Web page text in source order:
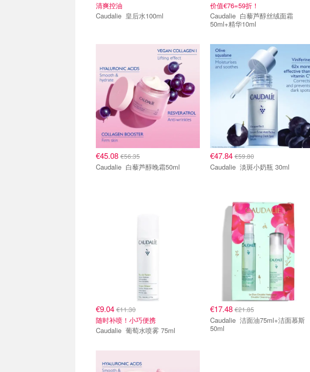
清爽控油
Caudalie 皇后水100ml
价值€76=59折！
Caudalie 白藜芦醇丝绒面霜
50ml+精华10ml
€45.08 €56.35
Caudalie 白藜芦醇晚霜50ml
€47.84€59.80
Caudalie 淡斑小奶瓶 30ml
€9.04 €11.30
随时补喷！小巧便携
Caudalie 葡萄水喷雾 75ml
€17.48€21.85
Caudalie 洁面油75ml+洁面慕斯
50ml